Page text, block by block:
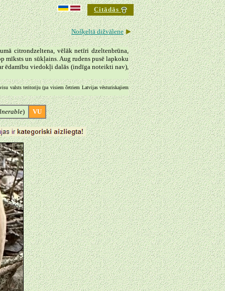
Citādās
Nošķeltā dižvālene►
citrondzeltena, vēlāk netīri dzeltenbrūna,
mīksts un sūkļains. Aug rudens pusē lapkoku
ēdamību viedokļi dalās (indīga noteikti nav),
valsts teritoriju (pa visiem četriem Latvijas vēsturiskajiem
) VU